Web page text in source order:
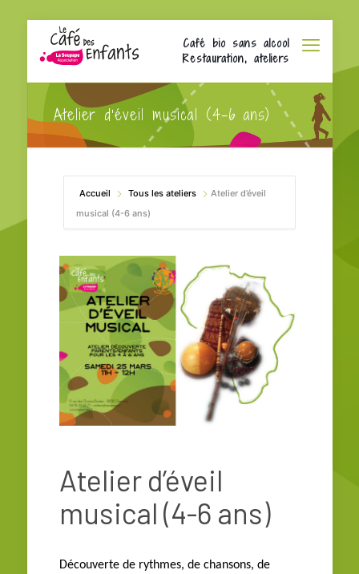
Café bio sans alcool
Restauration, ateliers
Atelier d’éveil musical (4-6 ans)
Accueil Tous les ateliers
Atelier d’éveil
musical (4-6 ans)
Atelier d’éveil
musical (4-6 ans)
Découverte de rythmes, de chansons, de